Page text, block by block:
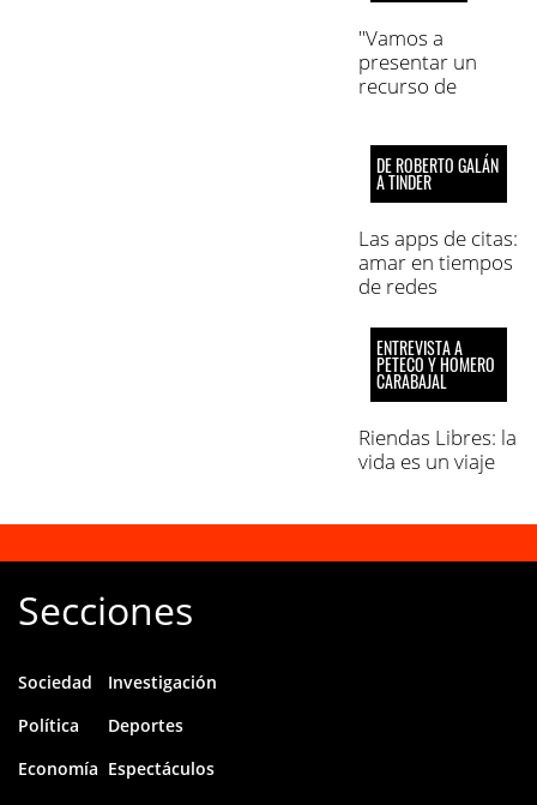
"Vamos a
presentar un
recurso de
penalmente a los
funcionarios
públicos"
DE ROBERTO GALÁN
A TINDER
Las apps de citas:
amar en tiempos
de redes
ENTREVISTA A
PETECO Y HOMERO
CARABAJAL
Riendas Libres: la
vida es un viaje
Secciones
Sociedad
Política
Economía
Investigación
Deportes
Espectáculos